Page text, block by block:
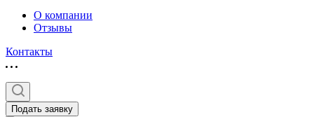
О компании
Отзывы
Контакты
Подать заявку